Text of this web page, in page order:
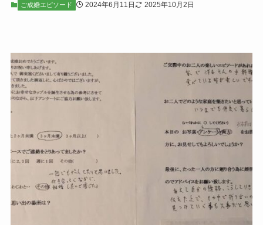
ご成婚エピソード 2024年6月11日 2025年10月2日